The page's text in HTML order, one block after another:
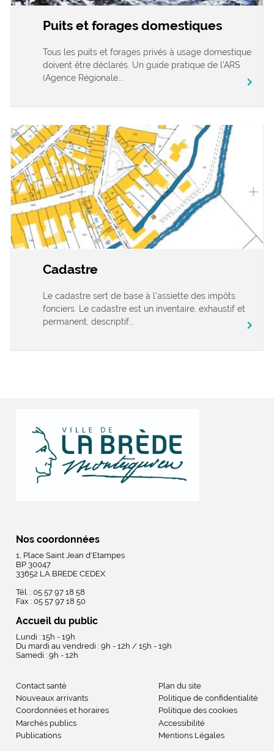
Puits et forages domestiques
Tous les puits et forages privés à usage domestique
doivent être déclarés. Un guide pratique de l’ARS
(Agence Régionale...
chevron_right
Cadastre
Le cadastre sert de base à l’assiette des impôts
fonciers. Le cadastre est un inventaire, exhaustif et
permanent, descriptif...
chevron_right
Nos coordonnées
1, Place Saint Jean d'Etampes
BP 30047
33652 LA BREDE CEDEX
Tél. : 05 57 97 18 58
Fax : 05 57 97 18 50
Accueil du public
Lundi : 15h - 19h
Du mardi au vendredi : 9h - 12h / 15h - 19h
Samedi : 9h - 12h
Contact santé
Nouveaux arrivants
Coordonnées et horaires
Marchés publics
Publications
Plan du site
Politique de confidentialité
Politique des cookies
Accessibilité
Mentions Légales